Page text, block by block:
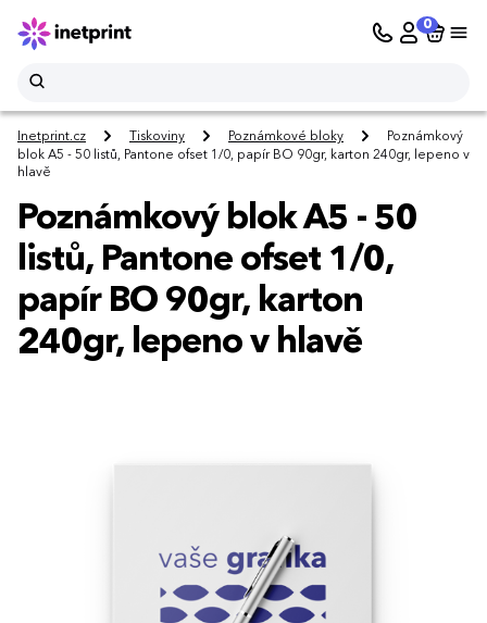
0
Inetprint.cz Tiskoviny Poznámkové bloky
Poznámkový
blok A5 - 50 listů, Pantone ofset 1/0, papír BO 90gr, karton 240gr, lepeno v
hlavě
Poznámkový blok A5 - 50
listů, Pantone ofset 1/0,
papír BO 90gr, karton
240gr, lepeno v hlavě